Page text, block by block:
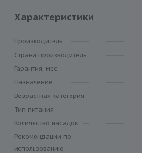
Характеристики
Производитель
Cтрана производитель
Гарантия, мес.
Назначение
Возрастная категория
Тип питания
Количество насадок
Рекомендации по
использованию